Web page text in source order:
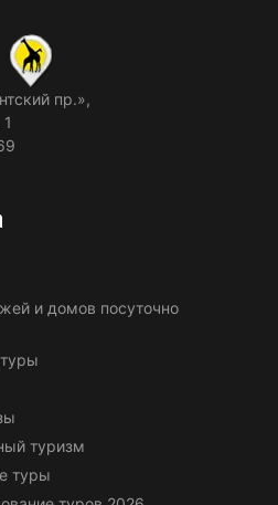
пр.»,
и домов посуточно
туризм
туры